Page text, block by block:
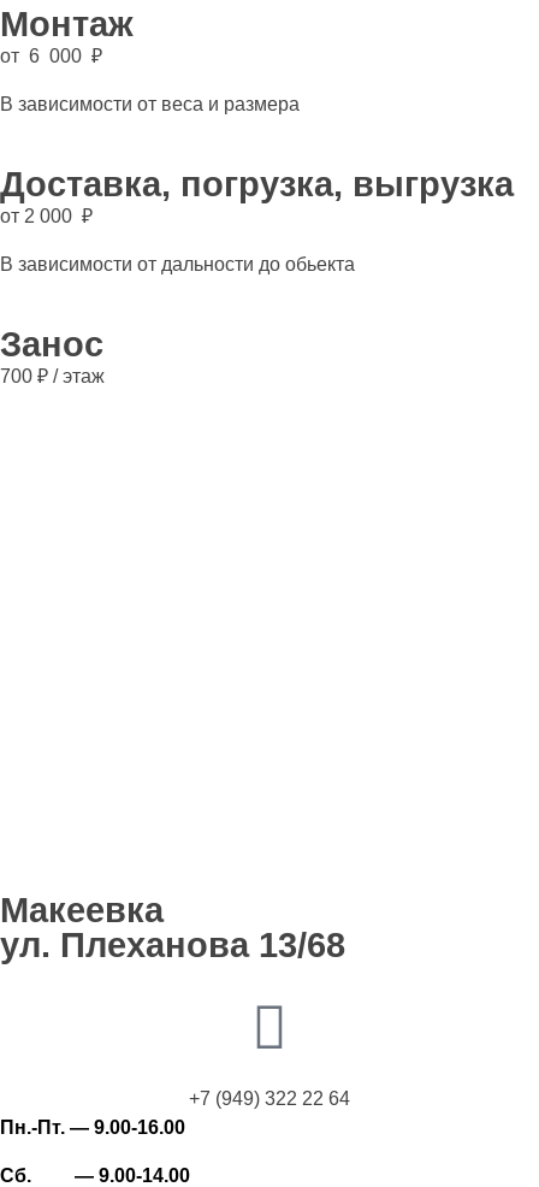
Монтаж
от 6 000 ₽
В зависимости от веса и размера
Доставка, погрузка, выгрузка
от 2 000 ₽
В зависимости от дальности до обьекта
Занос
700 ₽ / этаж
Макеевка
ул. Плеханова 13/68
+7 (949) 322 22 64
Пн.-Пт. — 9.00-16.00
Сб. — 9.00-14.00